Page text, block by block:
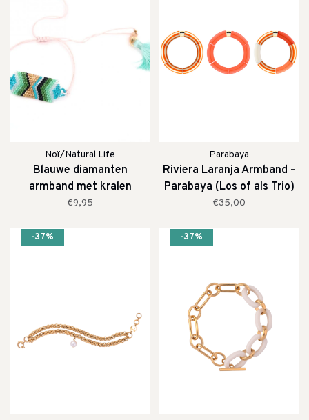
Noï/Natural Life
Blauwe diamanten
armband met kralen
€9,95
Parabaya
Riviera Laranja Armband –
Parabaya (Los of als Trio)
€35,00
-37% -37%